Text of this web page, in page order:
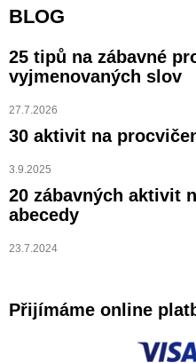
BLOG
25 tipů na zábavné
vyjmenovaných slov
27.7.2026
30 aktivit na
3.9.2025
20 zábavných aktivit
abecedy
23.7.2024
Přijímáme online